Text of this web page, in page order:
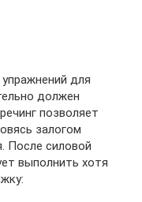
для
должен
позволяет
залогом
После силовой
выполнить хотя